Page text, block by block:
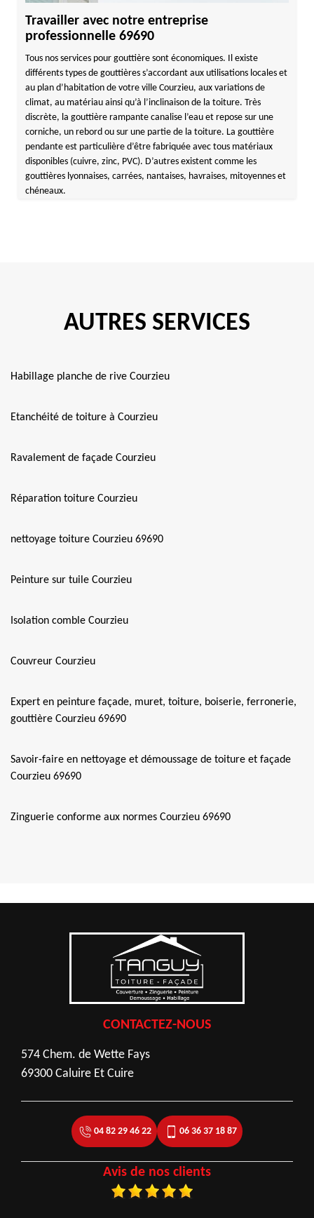
Travailler avec notre entreprise
professionnelle 69690
Tous nos services pour gouttière sont économiques. Il existe
différents types de gouttières s’accordant aux utilisations locales et
au plan d’habitation de votre ville Courzieu, aux variations de
climat, au matériau ainsi qu’à l’inclinaison de la toiture. Très
discrète, la gouttière rampante canalise l’eau et repose sur une
corniche, un rebord ou sur une partie de la toiture. La gouttière
pendante est particulière d’être fabriquée avec tous matériaux
disponibles (cuivre, zinc, PVC). D’autres existent comme les
gouttières lyonnaises, carrées, nantaises, havraises, mitoyennes et
chéneaux.
AUTRES SERVICES
Habillage planche de rive Courzieu
Etanchéité de toiture à Courzieu
Ravalement de façade Courzieu
Réparation toiture Courzieu
nettoyage toiture Courzieu 69690
Peinture sur tuile Courzieu
Isolation comble Courzieu
Couvreur Courzieu
Expert en peinture façade, muret, toiture, boiserie, ferronerie,
gouttière Courzieu 69690
Savoir-faire en nettoyage et démoussage de toiture et façade
Courzieu 69690
Zinguerie conforme aux normes Courzieu 69690
CONTACTEZ-NOUS
574 Chem. de Wette Fays
69300 Caluire Et Cuire
04 82 29 46 22 06 36 37 18 87
Avis de nos clients